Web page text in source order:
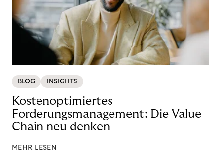
BLOG INSIGHTS
Kostenoptimiertes
Forderungsmanagement: Die Value
Chain neu denken
MEHR LESEN